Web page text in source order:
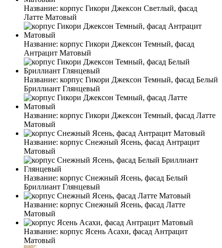
Название: корпус Гикори Джексон Светлый, фасад
Латте Матовый
Название: корпус Гикори Джексон Темный, фасад
Антрацит Матовый
Название: корпус Гикори Джексон Темный, фасад Белый
Бриллиант Глянцевый
Название: корпус Гикори Джексон Темный, фасад Латте
Матовый
Название: корпус Снежный Ясень, фасад Антрацит
Матовый
Название: корпус Снежный Ясень, фасад Белый
Бриллиант Глянцевый
Название: корпус Снежный Ясень, фасад Латте
Матовый
Название: корпус Ясень Асахи, фасад Антрацит
Матовый